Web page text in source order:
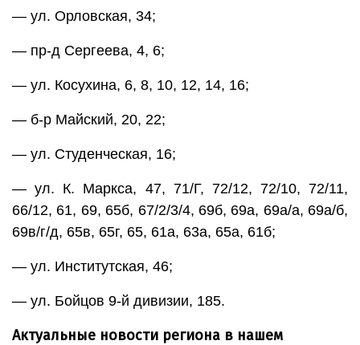
— ул. Орловская, 34;
— пр-д Сергеева, 4, 6;
— ул. Косухина, 6, 8, 10, 12, 14, 16;
— б-р Майский, 20, 22;
— ул. Студенческая, 16;
— ул. К. Маркса, 47, 71/Г, 72/12, 72/10, 72/11,
66/12, 61, 69, 65б, 67/2/3/4, 69б, 69а, 69а/а, 69а/б,
69в/г/д, 65в, 65г, 65, 61а, 63а, 65а, 61б;
— ул. Институтская, 46;
— ул. Бойцов 9-й дивизии, 185.
Актуальные новости региона в нашем